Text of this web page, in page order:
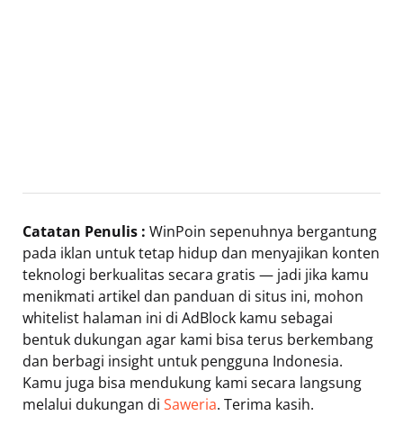
Catatan Penulis : WinPoin sepenuhnya bergantung
pada iklan untuk tetap hidup dan menyajikan konten
teknologi berkualitas secara gratis — jadi jika kamu
menikmati artikel dan panduan di situs ini, mohon
whitelist halaman ini di AdBlock kamu sebagai
bentuk dukungan agar kami bisa terus berkembang
dan berbagi insight untuk pengguna Indonesia.
Kamu juga bisa mendukung kami secara langsung
melalui dukungan di Saweria. Terima kasih.